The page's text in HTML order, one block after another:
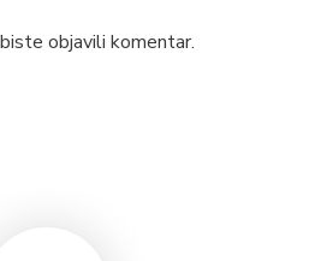
objavili komentar.